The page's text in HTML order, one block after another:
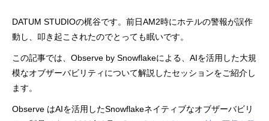
DATUM STUDIOの梶谷です。前日AM2時にホテルの警報が誤作
動し、叩き起こされたのでとっても眠いです。
この記事では、Observe by Snowflakeによる、AIを活用した大規
模なオブザーバビリティについて解説したセッションをご紹介し
ます。
Observe はAIを活用したSnowflakeネイティブなオブザーバビリ